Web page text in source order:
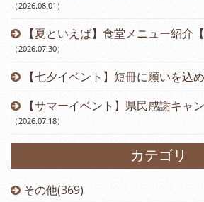
（2026.08.01 ）
【夏といえば】食堂メニュー紹介
（2026.07.30）
【七夕イベント】短冊に願いを込
【サマーイベント】県民感謝キャ
（2026.07.18）
カテゴリ
その他(369)